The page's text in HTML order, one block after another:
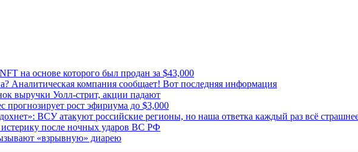
на основе которого был продан за $43,000
Аналитическая компания сообщает! Вот последняя информация
выручки Уолл-стрит, акции падают
рост эфириума до $3,000
ВСУ атакуют российские регионы, но наша ответка каждый раз всё
после ночных ударов ВС РФ
«взрывную» диарею